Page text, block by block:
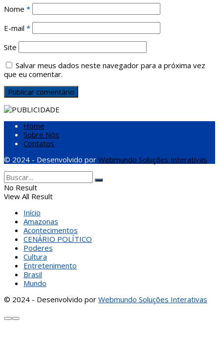
Nome *
E-mail *
Site
Salvar meus dados neste navegador para a próxima vez
que eu comentar.
Home
Sobre Nós
Contatos
© 2024 - Desenvolvido por Webmundo Soluções Interativas
No Result
View All Result
Início
Amazonas
Acontecimentos
CENÁRIO POLÍTICO
Poderes
Cultura
Entretenimento
Brasil
Mundo
© 2024 - Desenvolvido por Webmundo Soluções Interativas